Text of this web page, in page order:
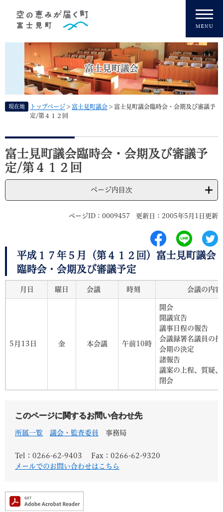
富士見町議会
現在地 トップページ > 富士見町議会 > 富士見町議会臨時会・会期及び審議予
定/第４１２回
本
文
富士見町議会臨時会・会期及び審議予
定/第４１２回
ページ内目次
ページID：0009457 更新日：2005年5月1日更新
平成１７年５月（第４１２回）富士見町議会
臨時会・会期及び審議予定
月日 曜日 会議 時刻 会議
5月13日 金 本会議 午前10時
開
開議
議事日
会議録署名
会期
諸
議案の上程、質
閉
このページに関するお問い合わせ先
所属一覧 議会・監査委員 事務局
Tel：0266-62-9403
Fax：0266-62-9320
メールでのお問い合わせはこちら